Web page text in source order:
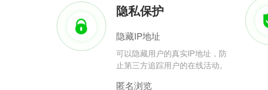
隐私保护
隐藏IP地址
可以隐藏用户的真实IP地址，防
止第三方追踪用户的在线活动。
匿名浏览